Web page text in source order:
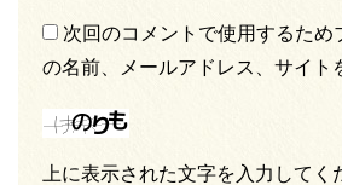
次回のコメントで使用するため
の名前、メールアドレス、サイト
上に表示された文字を入力してく